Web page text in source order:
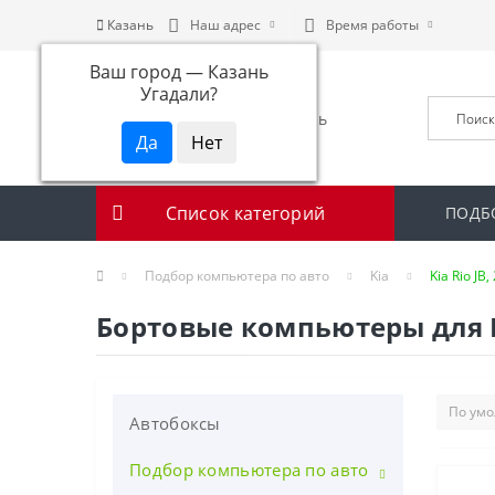
Казань
Ваш город — Казань
Угадали?
Наш адрес Время работы
Список категорий
Подбор компьютера по авто Kia Kia Rio
Бортовые компьютеры для
Автобоксы
Подбор компьютера по авто